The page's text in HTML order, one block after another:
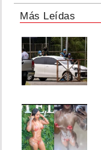
Más Leídas